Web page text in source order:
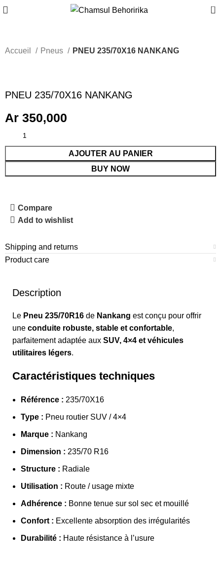
0
Accueil Pneus PNEU 235/70X16 NANKANG
PNEU 235/70X16 NANKANG
Ar 350,000
AJOUTER AU PANIER
BUY NOW
Compare
Add to wishlist
Shipping and returns
Product care
Description
Le Pneu 235/70R16 de Nankang est conçu pour offrir
une conduite robuste, stable et confortable,
parfaitement adaptée aux SUV, 4×4 et véhicules
utilitaires légers.
Caractéristiques techniques
Référence : 235/70X16
Type : Pneu routier SUV / 4×4
Marque : Nankang
Dimension : 235/70 R16
Structure : Radiale
Utilisation : Route / usage mixte
Adhérence : Bonne tenue sur sol sec et mouillé
Confort : Excellente absorption des irrégularités
Durabilité : Haute résistance à l’usure